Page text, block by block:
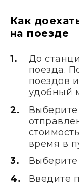
Как
на поезде
До
поезда.
поездов
удобный
время в
Введите